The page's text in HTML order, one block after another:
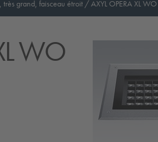
grand, faisceau étroit /AXYL OPERA XL
WO